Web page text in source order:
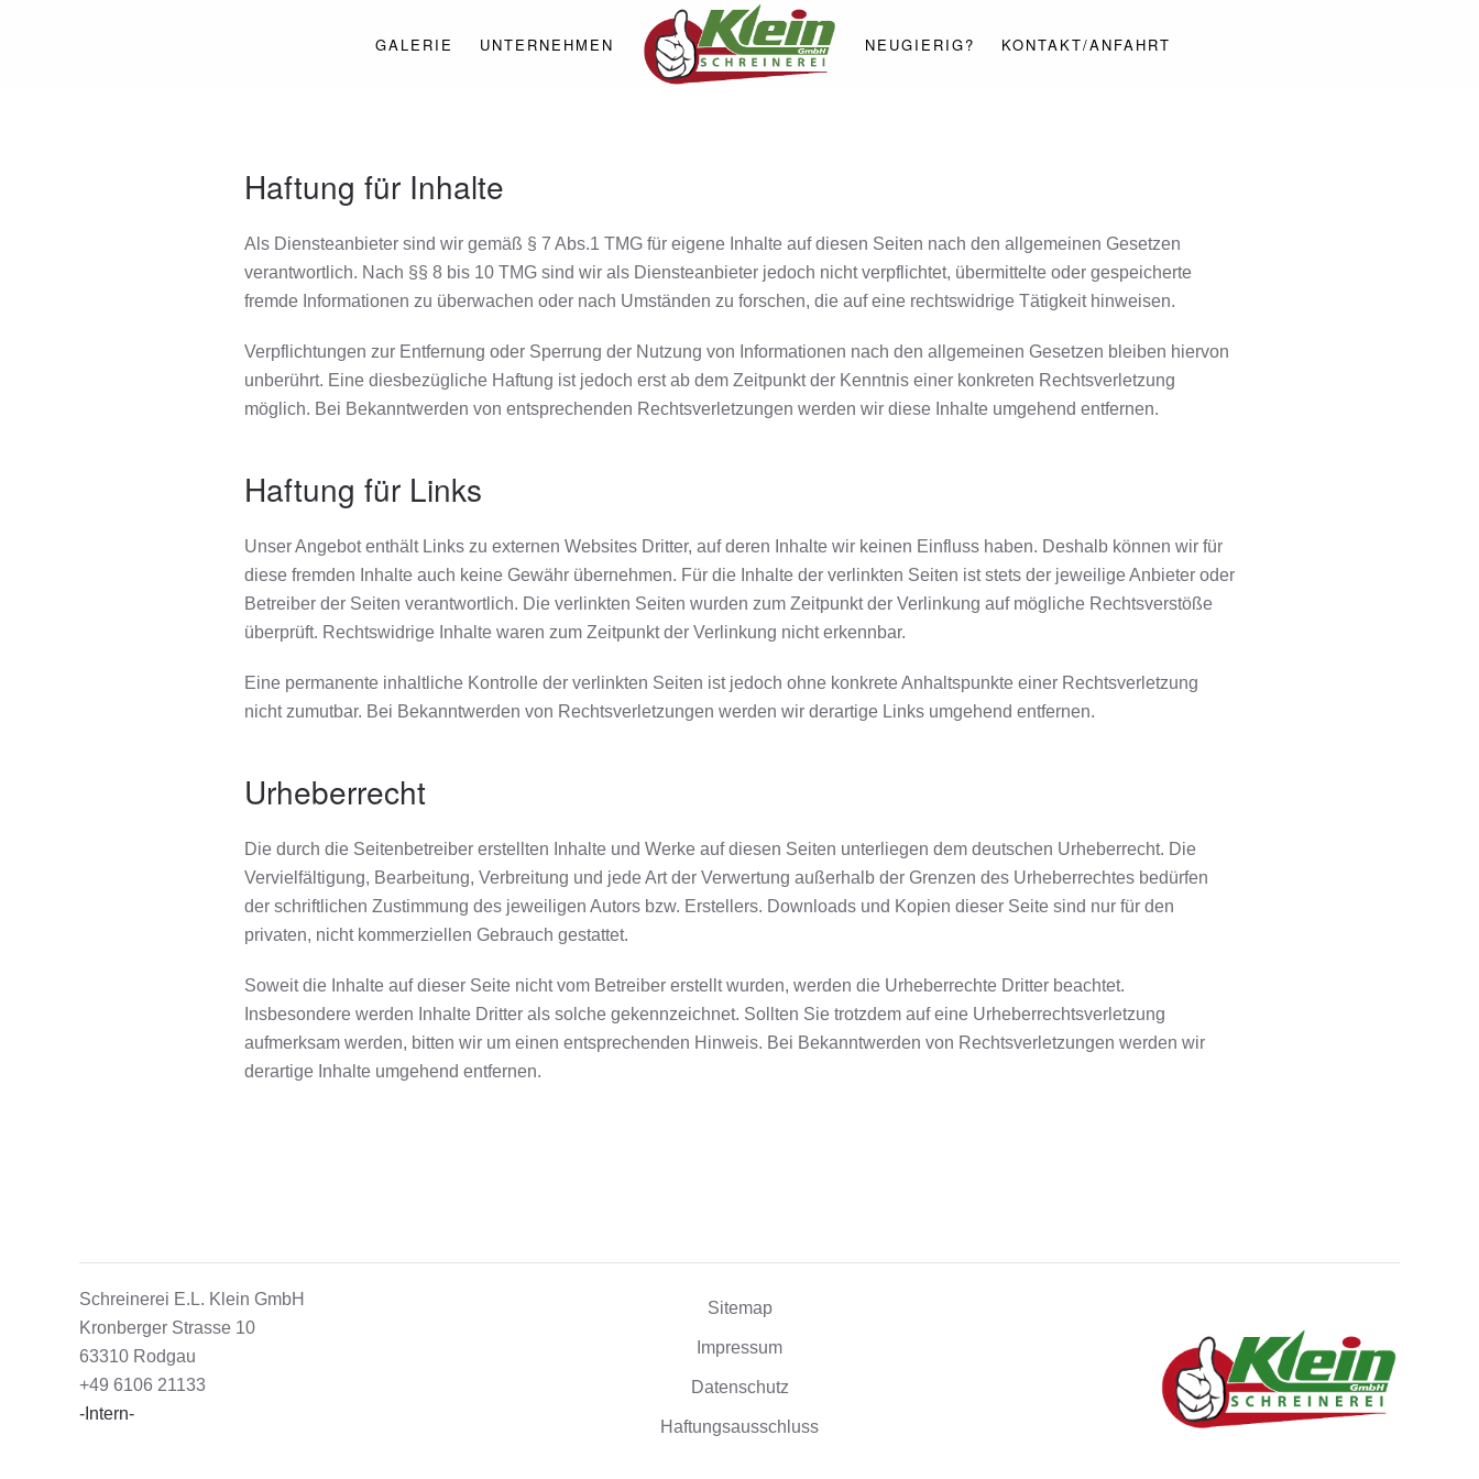
GALERIE UNTERNEHMEN NEUGIERIG? KONTAKT/ANFAHRT
Haftung für Inhalte
Als Diensteanbieter sind wir gemäß § 7 Abs.1 TMG für eigene Inhalte auf diesen Seiten nach den allgemeinen Gesetzen
verantwortlich. Nach §§ 8 bis 10 TMG sind wir als Diensteanbieter jedoch nicht verpflichtet, übermittelte oder gespeicherte
fremde Informationen zu überwachen oder nach Umständen zu forschen, die auf eine rechtswidrige Tätigkeit hinweisen.
Verpflichtungen zur Entfernung oder Sperrung der Nutzung von Informationen nach den allgemeinen Gesetzen bleiben hiervon
unberührt. Eine diesbezügliche Haftung ist jedoch erst ab dem Zeitpunkt der Kenntnis einer konkreten Rechtsverletzung
möglich. Bei Bekanntwerden von entsprechenden Rechtsverletzungen werden wir diese Inhalte umgehend entfernen.
Haftung für Links
Unser Angebot enthält Links zu externen Websites Dritter, auf deren Inhalte wir keinen Einfluss haben. Deshalb können wir für
diese fremden Inhalte auch keine Gewähr übernehmen. Für die Inhalte der verlinkten Seiten ist stets der jeweilige Anbieter oder
Betreiber der Seiten verantwortlich. Die verlinkten Seiten wurden zum Zeitpunkt der Verlinkung auf mögliche Rechtsverstöße
überprüft. Rechtswidrige Inhalte waren zum Zeitpunkt der Verlinkung nicht erkennbar.
Eine permanente inhaltliche Kontrolle der verlinkten Seiten ist jedoch ohne konkrete Anhaltspunkte einer Rechtsverletzung
nicht zumutbar. Bei Bekanntwerden von Rechtsverletzungen werden wir derartige Links umgehend entfernen.
Urheberrecht
Die durch die Seitenbetreiber erstellten Inhalte und Werke auf diesen Seiten unterliegen dem deutschen Urheberrecht. Die
Vervielfältigung, Bearbeitung, Verbreitung und jede Art der Verwertung außerhalb der Grenzen des Urheberrechtes bedürfen
der schriftlichen Zustimmung des jeweiligen Autors bzw. Erstellers. Downloads und Kopien dieser Seite sind nur für den
privaten, nicht kommerziellen Gebrauch gestattet.
Soweit die Inhalte auf dieser Seite nicht vom Betreiber erstellt wurden, werden die Urheberrechte Dritter beachtet.
Insbesondere werden Inhalte Dritter als solche gekennzeichnet. Sollten Sie trotzdem auf eine Urheberrechtsverletzung
aufmerksam werden, bitten wir um einen entsprechenden Hinweis. Bei Bekanntwerden von Rechtsverletzungen werden wir
derartige Inhalte umgehend entfernen.
Schreinerei E.L. Klein GmbH
Kronberger Strasse 10
63310 Rodgau
+49 6106 21133
-Intern-
Sitemap
Impressum
Datenschutz
Haftungsausschluss